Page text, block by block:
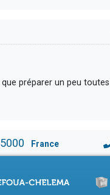
préparer un peu
France